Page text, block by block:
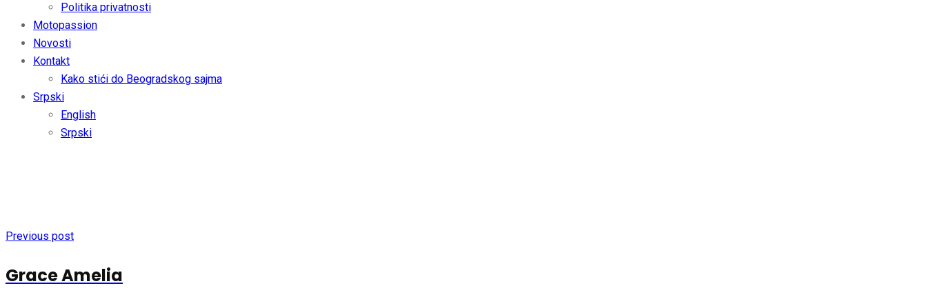
Politika privatnosti
Motopassion
Novosti
Kontakt
Kako stići do Beogradskog sajma
Srpski
English
Srpski
Previous post
Grace Amelia